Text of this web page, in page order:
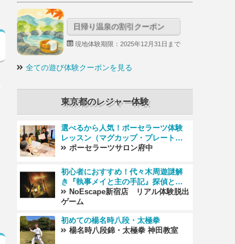
日帰り温泉の割引クーポン
現地体験期限：2025年12月31日まで
全ての遊び体験クーポンを見る
東京都のレジャー体験
選べるから人気！ポーセラーツ体験
レッスン（マグカップ・プレートな
ど）ポーセラーツサロン府中
初心者におすすめ！代々木周遊謎解
き『執事メイと主の手記』探偵とな
り代々木周辺を探索する周遊謎●代々
木駅徒歩7分！【カップル・女性・フ
NoEscape新宿店 リアル体験脱出
ゲーム
初めての楊名時八段・太極拳
楊名時八段錦・太極拳 神田教室